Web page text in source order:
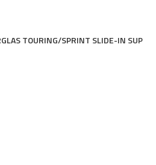
TOURING/SPRINT SLIDE-IN SUP